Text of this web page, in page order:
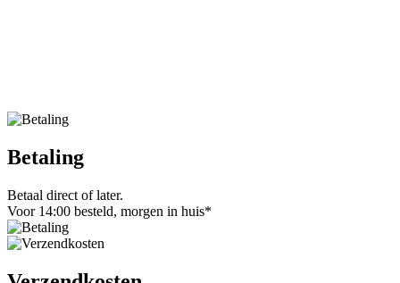
Betaling
Betaal direct of later.
Voor 14:00 besteld, morgen in huis*